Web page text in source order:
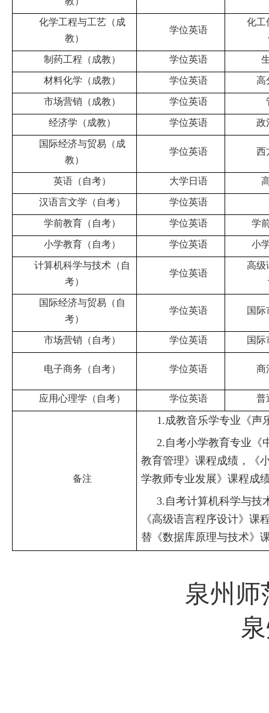
化学工程与工艺（成
教）
学位英语
化工
制药工程（成教） 学位英语
材料化学（成教） 学位英语 高
市场营销（成教） 学位英语
经济学（成教） 学位英语 政
国际经济与贸易（成
教）
学位英语 西
英语（自考） 大学日语
汉语言文学（自考） 学位英语
学前教育（自考） 学位英语 学
小学教育（自考） 学位英语 小
计算机科学与技术（自
考）
学位英语
高级
国际经济与贸易（自
考）
学位英语 国际
市场营销（自考） 学位英语 国际
电子商务（自考） 学位英语 商
应用心理学（自考） 学位英语 普
备注
1.成教音乐学专业《声
2.自考小学教育专业《
教育管理》课程成绩，《
学教师专业发展》课程成
3.自考计算机科学与技
《高级语言程序设计》课
替《数据库原理与技术》
泉州师